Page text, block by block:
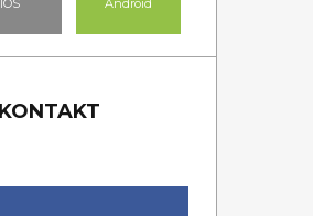
IOS Android